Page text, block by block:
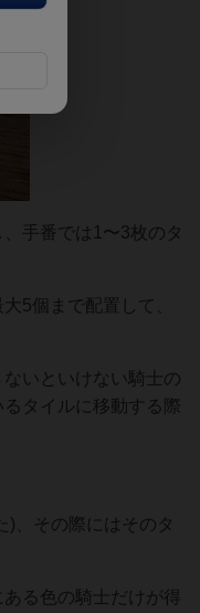
手番では1〜3枚のタ
5個まで配置して、
いといけない騎士の
タイルに移動する際
)、その際にはそのタ
る色の騎士だけが得